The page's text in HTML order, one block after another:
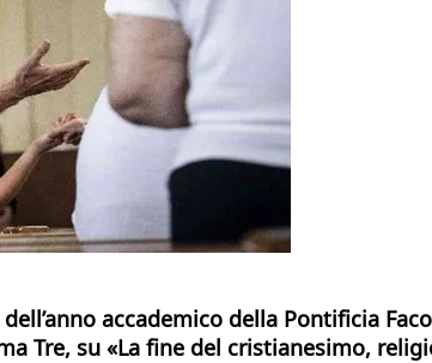
accademico della Pontificia
Tre, su «La fine del cristianesimo,